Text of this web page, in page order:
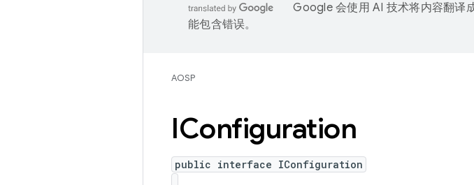
Google 会使用 AI 技术将内容翻译
能包含错误。
AOSP
IConfiguration
public interface IConfiguration